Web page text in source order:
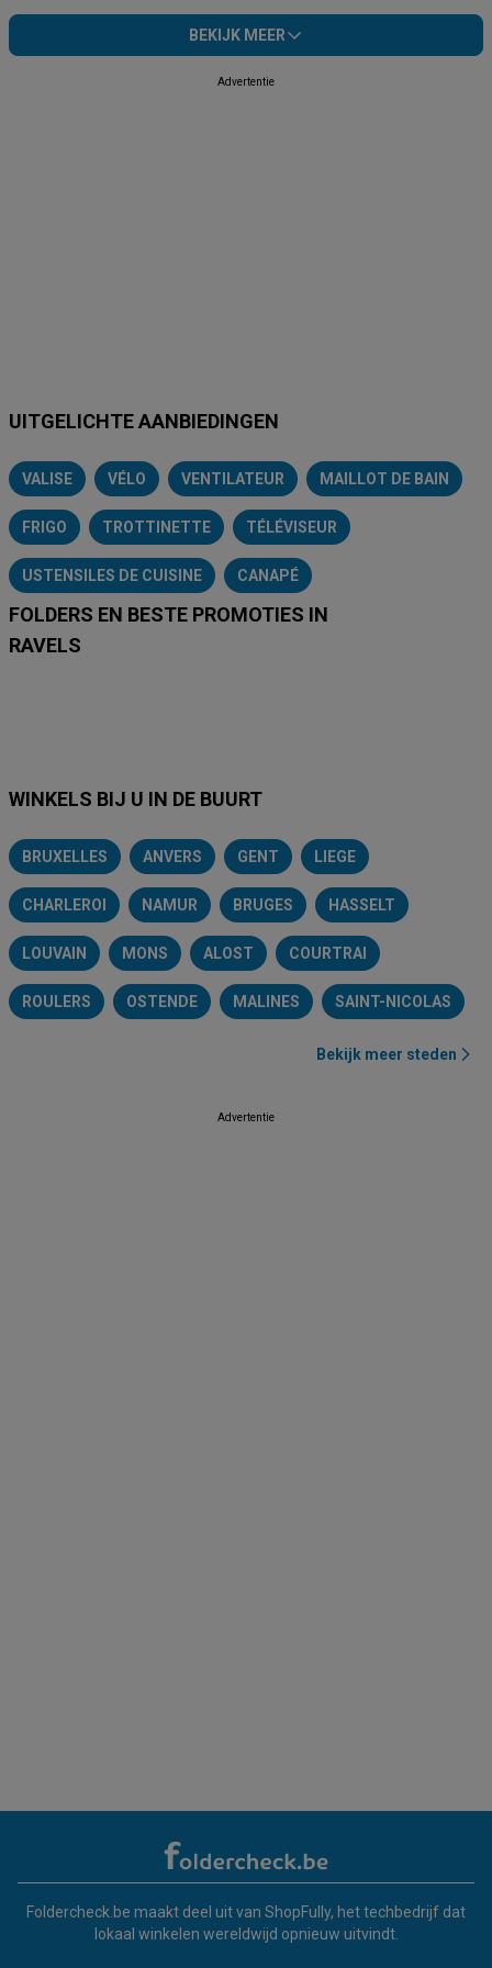
BEKIJK MEER
Advertentie
UITGELICHTE AANBIEDINGEN
VALISE VÉLO VENTILATEUR MAILLOT DE BAIN
FRIGO TROTTINETTE TÉLÉVISEUR
USTENSILES DE CUISINE CANAPÉ
FOLDERS EN BESTE PROMOTIES IN
RAVELS
WINKELS BIJ U IN DE BUURT
BRUXELLES ANVERS GENT LIEGE
CHARLEROI NAMUR BRUGES HASSELT
LOUVAIN MONS ALOST COURTRAI
ROULERS OSTENDE MALINES SAINT-NICOLAS
Bekijk meer steden
Advertentie
Foldercheck.be maakt deel uit van ShopFully, het techbedrijf dat
lokaal winkelen wereldwijd opnieuw uitvindt.